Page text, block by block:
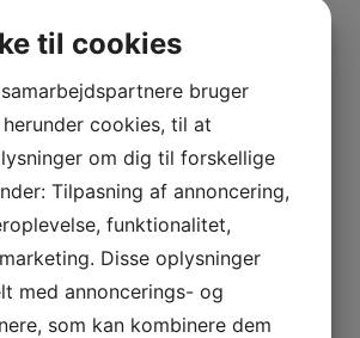
Se programmet her.
til cookies
bruger
cookies, til at
om dig til forskellige
Tilpasning af annoncering,
funktionalitet,
Disse oplysninger
med annoncerings- og
som kan kombinere dem